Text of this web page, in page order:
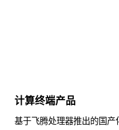
计算终端产品
基于飞腾处理器推出的国产